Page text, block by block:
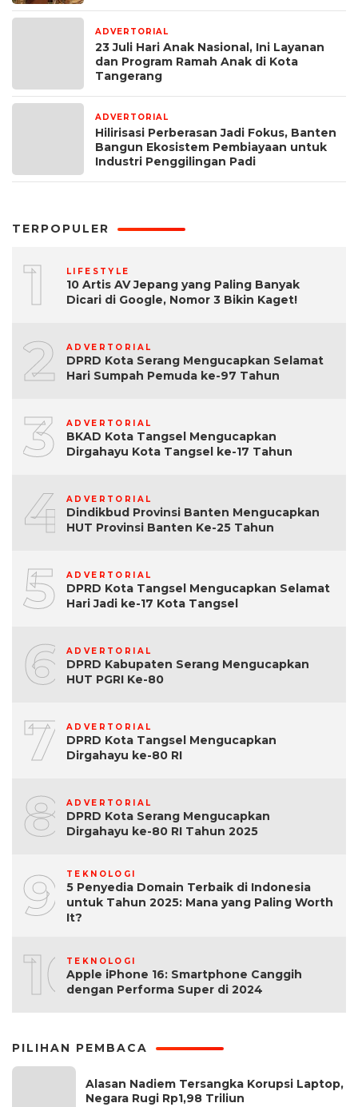
ADVERTORIAL
23 Juli Hari Anak Nasional, Ini Layanan
dan Program Ramah Anak di Kota
Tangerang
ADVERTORIAL
Hilirisasi Perberasan Jadi Fokus, Banten
Bangun Ekosistem Pembiayaan untuk
Industri Penggilingan Padi
TERPOPULER
1 LIFESTYLE
10 Artis AV Jepang yang Paling Banyak
Dicari di Google, Nomor 3 Bikin Kaget!
2 ADVERTORIAL
DPRD Kota Serang Mengucapkan Selamat
Hari Sumpah Pemuda ke-97 Tahun
3 ADVERTORIAL
BKAD Kota Tangsel Mengucapkan
Dirgahayu Kota Tangsel ke-17 Tahun
4 ADVERTORIAL
Dindikbud Provinsi Banten Mengucapkan
HUT Provinsi Banten Ke-25 Tahun
5 ADVERTORIAL
DPRD Kota Tangsel Mengucapkan Selamat
Hari Jadi ke-17 Kota Tangsel
6 ADVERTORIAL
DPRD Kabupaten Serang Mengucapkan
HUT PGRI Ke-80
7 ADVERTORIAL
DPRD Kota Tangsel Mengucapkan
Dirgahayu ke-80 RI
8 ADVERTORIAL
DPRD Kota Serang Mengucapkan
Dirgahayu ke-80 RI Tahun 2025
9 TEKNOLOGI
5 Penyedia Domain Terbaik di Indonesia
untuk Tahun 2025: Mana yang Paling Worth
It?
10TEKNOLOGI
Apple iPhone 16: Smartphone Canggih
dengan Performa Super di 2024
PILIHAN PEMBACA
Alasan Nadiem Tersangka Korupsi Laptop,
Negara Rugi Rp1,98 Triliun